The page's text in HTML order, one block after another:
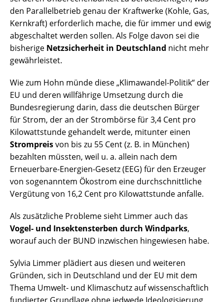
den Parallelbetrieb genau der Kraftwerke (Kohle, Gas,
Kernkraft) erforderlich mache, die für immer und ewig
abgeschaltet werden sollen. Als Folge davon sei die
bisherige Netzsicherheit in Deutschland nicht mehr
gewährleistet.
Wie zum Hohn münde diese „Klimawandel-Politik“ der
EU und deren willfährige Umsetzung durch die
Bundesregierung darin, dass die deutschen Bürger
für Strom, der an der Strombörse für 3,4 Cent pro
Kilowattstunde gehandelt werde, mitunter einen
Strompreisvon bis zu 55 Cent (z. B. in München)
bezahlten müssten, weil u. a. allein nach dem
Erneuerbare-Energien-Gesetz (EEG) für den Erzeuger
von sogenanntem Ökostrom eine durchschnittliche
Vergütung von 16,2 Cent pro Kilowattstunde anfalle.
Als zusätzliche Probleme sieht Limmer auch das
Vogel- und Insektensterben durch Windparks,
worauf auch der BUND inzwischen hingewiesen habe.
Sylvia Limmer plädiert aus diesen und weiteren
Gründen, sich in Deutschland und der EU mit dem
Thema Umwelt- und Klimaschutz auf wissenschaftlich